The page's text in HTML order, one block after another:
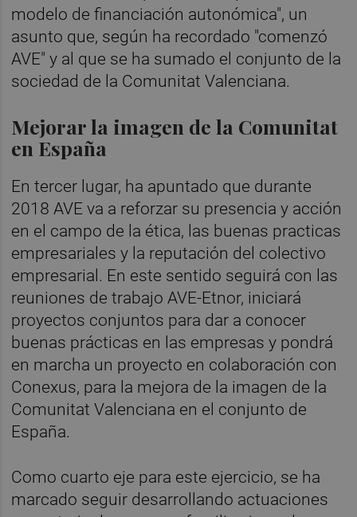
modelo de financiación autonómica", un
asunto que, según ha recordado "comenzó
AVE" y al que se ha sumado el conjunto de la
sociedad de la Comunitat Valenciana.
Mejorar la imagen de la Comunitat
en España
En tercer lugar, ha apuntado que durante
2018 AVE va a reforzar su presencia y acción
en el campo de la ética, las buenas practicas
empresariales y la reputación del colectivo
empresarial. En este sentido seguirá con las
reuniones de trabajo AVE-Etnor, iniciará
proyectos conjuntos para dar a conocer
buenas prácticas en las empresas y pondrá
en marcha un proyecto en colaboración con
Conexus, para la mejora de la imagen de la
Comunitat Valenciana en el conjunto de
España.
Como cuarto eje para este ejercicio, se ha
marcado seguir desarrollando actuaciones